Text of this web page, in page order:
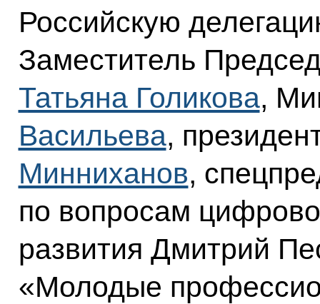
Российскую
Заместитель
Татьяна Голикова,
Васильева,
Минниханов,
по вопросам
развития Дмитрий
«Молодые